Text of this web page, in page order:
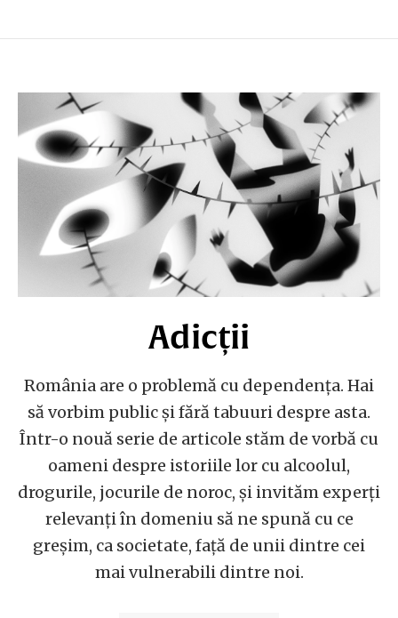
Adicții
România are o problemă cu dependența. Hai
să vorbim public și fără tabuuri despre asta.
Într-o nouă serie de articole stăm de vorbă cu
oameni despre istoriile lor cu alcoolul,
drogurile, jocurile de noroc, și invităm experți
relevanți în domeniu să ne spună cu ce
greșim, ca societate, față de unii dintre cei
mai vulnerabili dintre noi.